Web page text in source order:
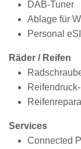
DAB-Tuner
Ablage für
Personal
Räder / Reifen
Services
Connected